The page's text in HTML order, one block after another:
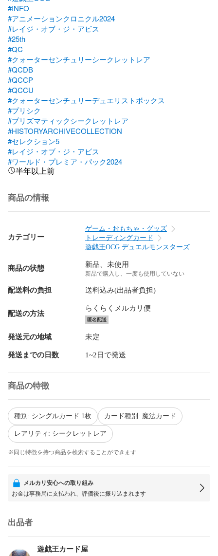
#INFO
#アニメーションクロニクル2024
#レイジ・オブ・ジ・アビス
#25th
#QC
#クォーターセンチュリーシークレットレア
#QCDB
#QCCP
#QCCU
#クォーターセンチュリーデュエリストボックス
#プリシク
#プリズマティックシークレットレア
#HISTORYARCHIVECOLLECTION
#セレクション5
#レイジ・オブ・ジ・アビス
#ワールド・プレミア・パック2024
半年以上前
商品の情報
カテゴリー
ゲーム・おもちゃ・グッズ
トレーディングカード
遊戯王OCG デュエルモンスターズ
商品の状態 新品、未使用
新品で購入し、一度も使用していない
配送料の負担 送料込み(出品者負担)
配送の方法
らくらくメルカリ便
匿名配送
発送元の地域 未定
発送までの日数 1~2日で発送
商品の特徴
種別: シングルカード 1枚 カード種別: 魔法カード
レアリティ: シークレットレア
※同じ特徴を持つ商品を検索することができます
メルカリ安心への取り組み
お金は事務局に支払われ、評価後に振り込まれます
出品者
遊戯王カード屋